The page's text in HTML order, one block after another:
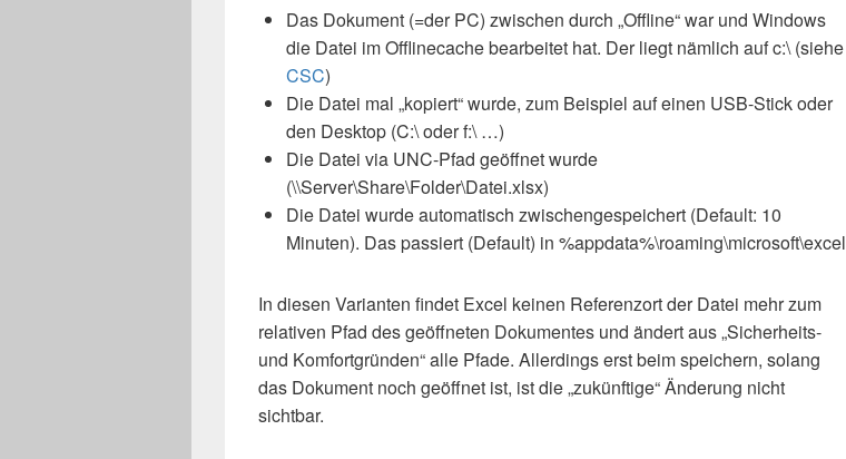
Das Dokument (=der PC) zwischen durch „Offline“ war und Windows
die Datei im Offlinecache bearbeitet hat. Der liegt nämlich auf c:\ (siehe
CSC)
Die Datei mal „kopiert“ wurde, zum Beispiel auf einen USB-Stick oder
den Desktop (C:\ oder f:\ …)
Die Datei via UNC-Pfad geöffnet wurde
(\\Server\Share\Folder\Datei.xlsx)
Die Datei wurde automatisch zwischengespeichert (Default: 10
Minuten). Das passiert (Default) in %appdata%\roaming\microsoft\excel
In diesen Varianten findet Excel keinen Referenzort der Datei mehr zum
relativen Pfad des geöffneten Dokumentes und ändert aus „Sicherheits-
und Komfortgründen“ alle Pfade. Allerdings erst beim speichern, solang
das Dokument noch geöffnet ist, ist die „zukünftige“ Änderung nicht
sichtbar.